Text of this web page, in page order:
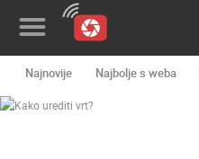
Novosti&Blog
Najnovije Najbolje s weba